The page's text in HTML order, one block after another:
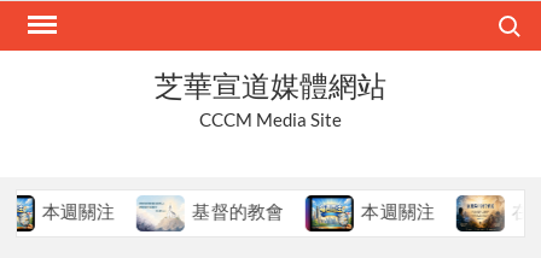
Skip
芝華宣道媒體網站
CCCM Media Site
本週關注 基督的教會 本週關注 在變局